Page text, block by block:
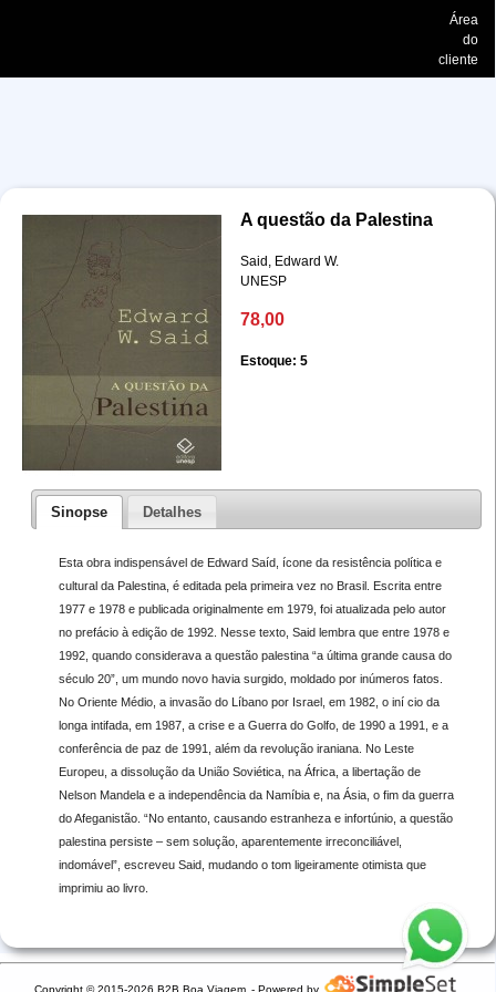
Área
do
cliente
A questão da Palestina
Said, Edward W.
UNESP
78,00
Estoque: 5
Sinopse Detalhes
Esta obra indispensável de Edward Saíd, ícone da resistência política e
cultural da Palestina, é editada pela primeira vez no Brasil. Escrita entre
1977 e 1978 e publicada originalmente em 1979, foi atualizada pelo autor
no prefácio à edição de 1992. Nesse texto, Said lembra que entre 1978 e
1992, quando considerava a questão palestina “a última grande causa do
século 20”, um mundo novo havia surgido, moldado por inúmeros fatos.
No Oriente Médio, a invasão do Líbano por Israel, em 1982, o iní cio da
longa intifada, em 1987, a crise e a Guerra do Golfo, de 1990 a 1991, e a
conferência de paz de 1991, além da revolução iraniana. No Leste
Europeu, a dissolução da União Soviética, na África, a libertação de
Nelson Mandela e a independência da Namíbia e, na Ásia, o fim da guerra
do Afeganistão. “No entanto, causando estranheza e infortúnio, a questão
palestina persiste – sem solução, aparentemente irreconciliável,
indomável”, escreveu Said, mudando o tom ligeiramente otimista que
imprimiu ao livro.
Copyright © 2015-2026 B2B Boa Viagem - Powered by